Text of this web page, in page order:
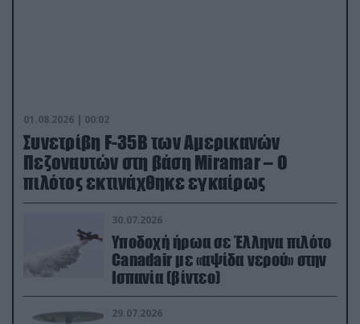
01.08.2026 | 00:02
Συνετρίβη F-35B των Αμερικανών
Πεζοναυτών στη βάση Miramar – Ο
πιλότος εκτινάχθηκε εγκαίρως
30.07.2026
Υποδοχή ήρωα σε Έλληνα πιλότο
Canadair με «αψίδα νερού» στην
Ισπανία (βίντεο)
29.07.2026